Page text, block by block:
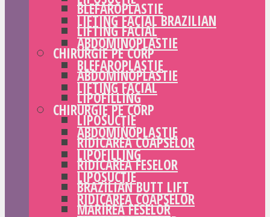
BLEFAROPLASTIE
LIFTING FACIAL
CHIRURGIE PE CORP
ABDOMINOPLASTIE
LIPOFILLING
LIPOSUCȚIE
RIDICAREA COAPSELOR
RIDICAREA FESELOR
BRAZILIAN BUTT LIFT
MĂRIREA FESELOR
LIFTING FACIAL BRAZILIAN
ABDOMINOPLASTIE
BLEFAROPLASTIE
LIFTING FACIAL
CHIRURGIE PE CORP
ABDOMINOPLASTIE
LIPOFILLING
LIPOSUCȚIE
RIDICAREA COAPSELOR